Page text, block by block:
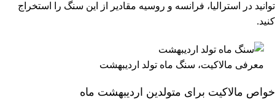
توانید در استرالیا، فرانسه و روسیه مقادیر از این سنگ را استخراج
کنید.
معرفی مالاکیت، سنگ ماه تولد اردیبهشت
خواص مالاکیت برای متولدین اردیبهشت ماه